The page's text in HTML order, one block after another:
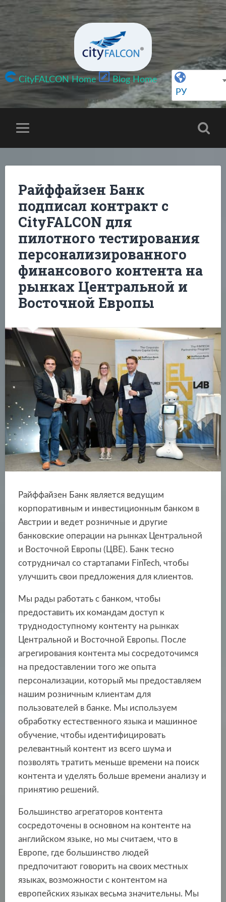
CityFALCON Home
Blog Home
РУ
Райффайзен Банк
подписал контракт с
CityFALCON для
пилотного тестирования
персонализированного
финансового контента на
рынках Центральной и
Восточной Европы
Райффайзен Банк является ведущим
корпоративным и инвестиционным банком в
Австрии и ведет розничные и другие
банковские операции на рынках Центральной
и Восточной Европы (ЦВЕ). Банк тесно
сотрудничал со стартапами FinTech, чтобы
улучшить свои предложения для клиентов.
Мы рады работать с банком, чтобы
предоставить их командам доступ к
труднодоступному контенту на рынках
Центральной и Восточной Европы. После
агрегирования контента мы сосредоточимся
на предоставлении того же опыта
персонализации, который мы предоставляем
нашим розничным клиентам для
пользователей в банке. Мы используем
обработку естественного языка и машинное
обучение, чтобы идентифицировать
релевантный контент из всего шума и
позволять тратить меньше времени на поиск
контента и уделять больше времени анализу и
принятию решений.
Большинство агрегаторов контента
сосредоточены в основном на контенте на
английском языке, но мы считаем, что в
Европе, где большинство людей
предпочитают говорить на своих местных
языках, возможности с контентом на
европейских языках весьма значительны. Мы